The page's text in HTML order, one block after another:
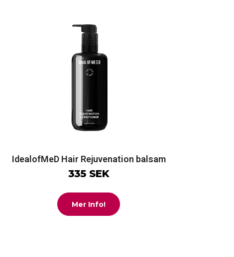
IdealofMeD Hair Rejuvenation balsam
335 SEK
Mer Info!